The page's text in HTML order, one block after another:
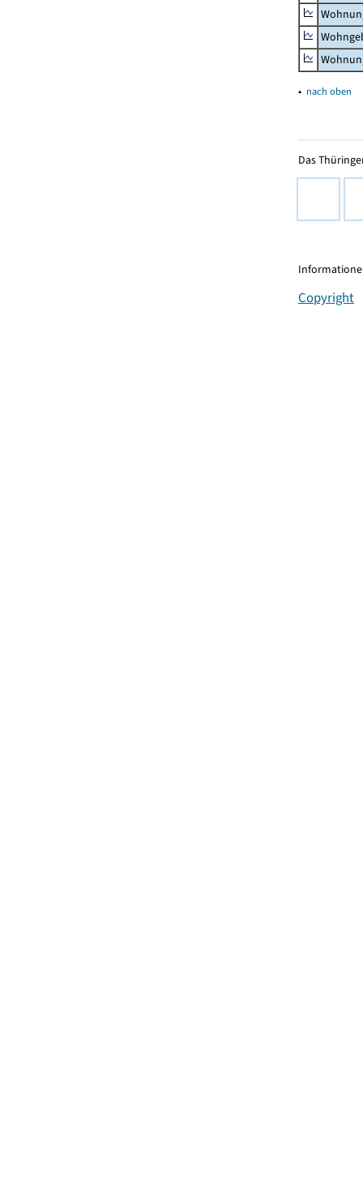
▴ nach oben
Das
Copyright